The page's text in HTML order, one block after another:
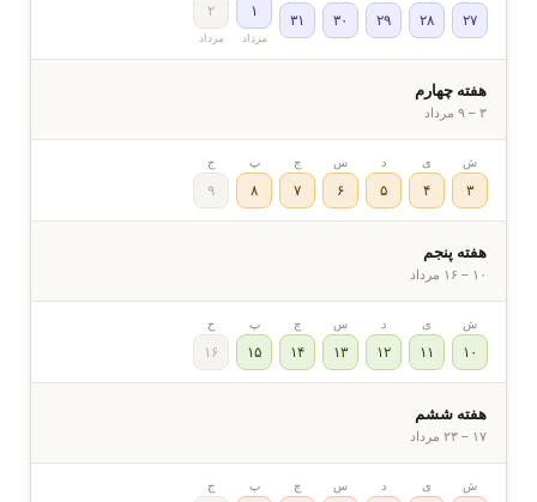
۲۷ ۲۸ ۲۹ ۳۰ ۳۱ ۱
مرداد
۲
مرداد
هفته چهارم
۳ – ۹ مرداد
ش
۳
ی
۴
د
۵
س
۶
چ
۷
پ
۸
ج
۹
هفته پنجم
۱۰ – ۱۶ مرداد
ش
۱۰
ی
۱۱
د
۱۲
س
۱۳
چ
۱۴
پ
۱۵
ج
۱۶
هفته ششم
۱۷ – ۲۳ مرداد
ش ی د س چ پ ج